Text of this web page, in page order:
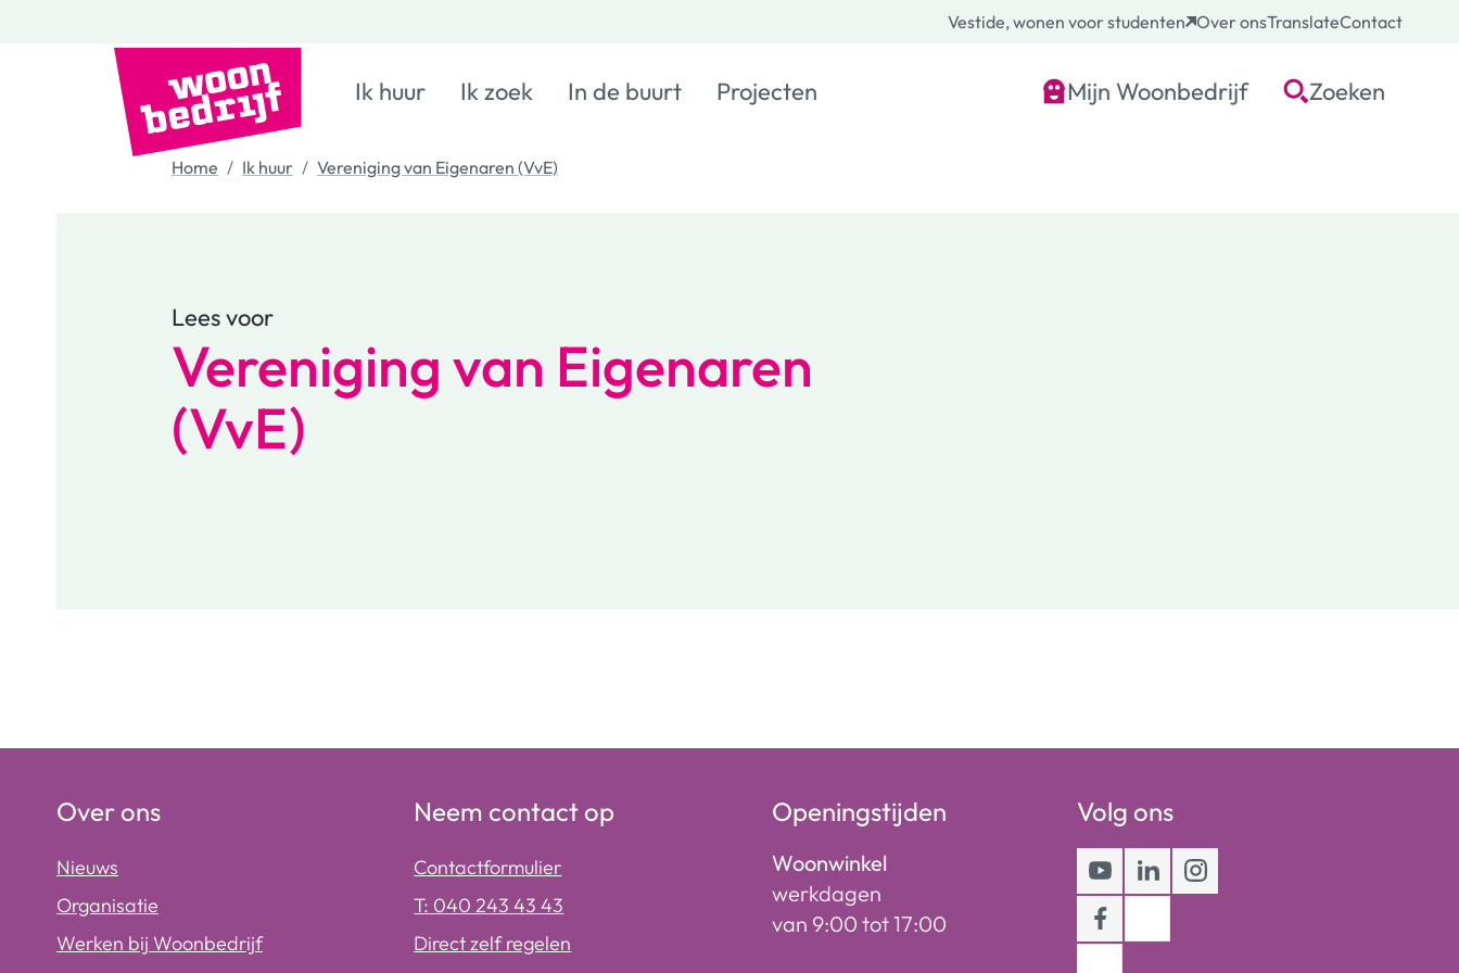
Vestide, wonen voor studenten Over onsTranslateContact
Ik huur Ik zoek In de buurt Projecten Mijn Woonbedrijf Zoeken
Home Ik huur Vereniging van Eigenaren (VvE)
Lees voor
Vereniging van Eigenaren
(VvE)
Over ons
Nieuws
Organisatie
Werken bij Woonbedrijf
Neem contact op
Contactformulier
T: 040 243 43 43
Direct zelf regelen
Openingstijden
Woonwinkel
werkdagen
van 9:00 tot 17:00
Volg ons
Youtube
LinkedInInstagram
Facebook